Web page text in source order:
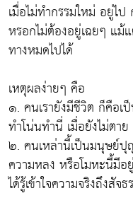
เมื่อไม่ทำกรรมใหม่ อยู่ไ
หรอกไม่ต้องอยู่เฉยๆ แม้แ
ทางหมดไปได้
เหตุผลง่ายๆ คือ
๑. คนเรายังมีชีวิต ก็คือ
ทำโน่นทำนี่ เมื่อยังไม่ตา
๒. คนเหล่านี้เป็นมนุษย์ปุ
ความหลง หรือโมหะนี้มีอ
ได้รู้เข้าใจความจริงถึงสัจธ